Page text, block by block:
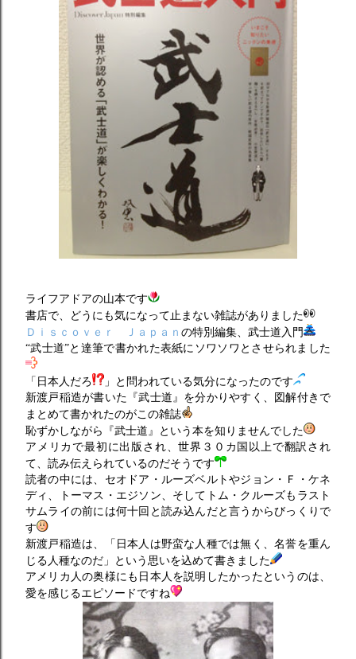
ライフアドアの山本です
書店で、どうにも気になって止まない雑誌がありました
Ｄｉｓｃｏｖｅｒ Ｊａｐａｎ の特別編集、武士道入門
“武士道”と達筆で書かれた表紙にソワソワとさせられました
「日本人だろ
」と問われている気分になったのです
新渡戸稲造が書いた『武士道』を分かりやすく、図解付きで
まとめて書かれたのがこの雑誌
恥ずかしながら『武士道』という本を知りませんでした
アメリカで最初に出版され、世界３０カ国以上で翻訳され
て、読み伝えられているのだそうです
読者の中には、セオドア・ルーズベルトやジョン・Ｆ・ケネ
ディ、トーマス・エジソン、そしてトム・クルーズもラスト
サムライの前には何十回と読み込んだと言うからびっくりで
す
新渡戸稲造は、「日本人は野蛮な人種では無く、名誉を重ん
じる人種なのだ」という思いを込めて書きました
アメリカ人の奥様にも日本人を説明したかったというのは、
愛を感じるエピソードですね